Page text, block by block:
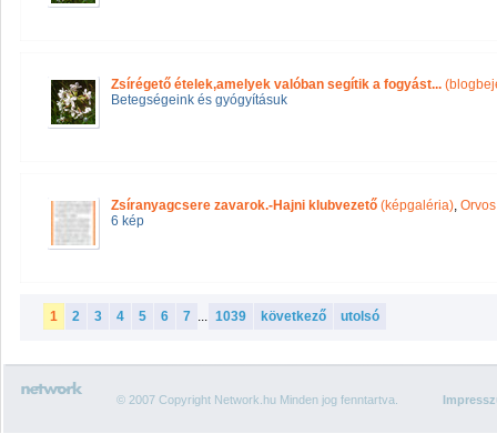
Zsírégető ételek,amelyek valóban segítik a fogyást...
Betegségeink és gyógyításuk
Zsíranyagcsere zavarok.-Hajni klubvezető (képgaléria),
6 kép
1 2 3 4 5 6 7 ... 1039 következő utolsó
© 2007 Copyright Network.hu Minden jog fenntartva.